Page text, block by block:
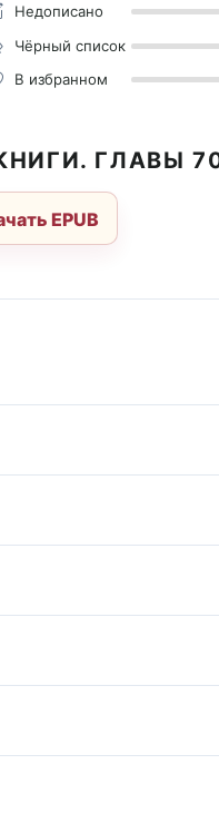
Недописано
Чёрный список
В избранном
ГЛАВЫ
EPUB